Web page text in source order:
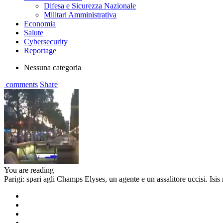
Difesa e Sicurezza Nazionale
Militari Amministrativa
Economia
Salute
Cybersecurity
Reportage
Nessuna categoria
comments Share
You are reading
Parigi: spari agli Champs Elyses, un agente e un assalitore uccisi. Isis